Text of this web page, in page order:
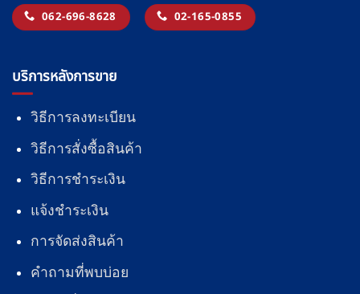
062-696-8628 02-165-0855
บริการหลังการขาย
วิธีการลงทะเบียน
วิธีการสั่งซื้อสินค้า
วิธีการชำระเงิน
แจ้งชำระเงิน
การจัดส่งสินค้า
คำถามที่พบบ่อย